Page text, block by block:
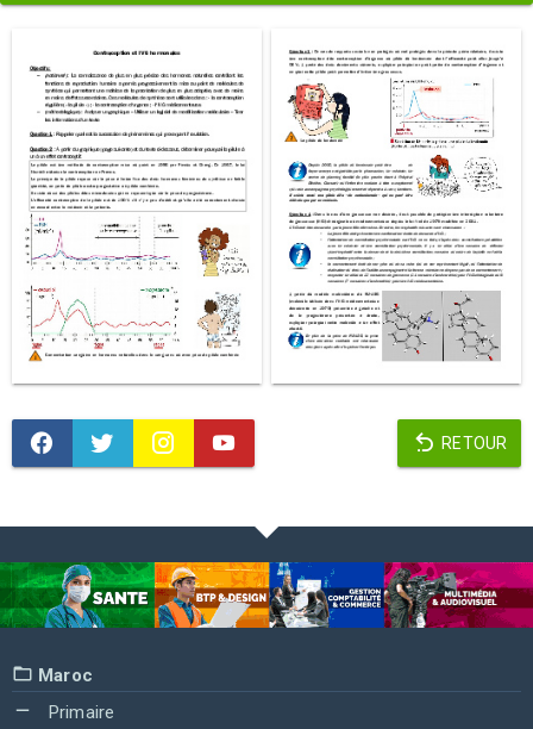
RETOUR
Maroc
Primaire